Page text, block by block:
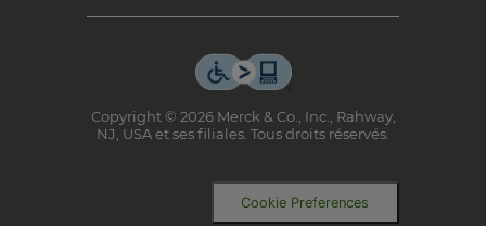
Copyright © 2026 Merck & Co., Inc., Rahway,
NJ, USA et ses filiales. Tous droits réservés.
Cookie Preferences